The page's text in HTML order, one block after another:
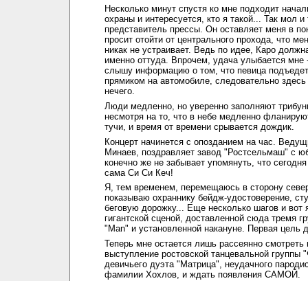
Несколько минут спустя ко мне подходит
охраны и интересуется, кто я такой... Так мол и
представитель прессы. Он оставляет меня в
просит отойти от центрального прохода, что
никак не устраивает. Ведь по идее, Каро
именно оттуда. Впрочем, удача улыбается мне
слышу информацию о том, что певица
прямиком на автомобиле, следовательно
нечего.
Люди медленно, но уверенно заполняют
несмотря на то, что в небе медленно
тучи, и время от времени срывается дождик.
Концерт начинется с опозданием на час.
Минаев, поздравляет завод "Ростсельмаш" с
конечно же не забывает упомянуть, что
сама Си Си Кеч!
Я, тем временем, перемещаюсь в сторону
показываю охраннику бейдж-удостоверение,
беговую дорожку... Еще несколько шагов и вот
гигантской сценой, доставленной сюда тремя
"Man" и установленной накануне. Первая цель
Теперь мне остается лишь рассеянно смотреть
выступление ростовской танцевальной группы
девичьего дуэта "Матрица", неудачного
фамилии Хохлов, и ждать появления САМОЙ.